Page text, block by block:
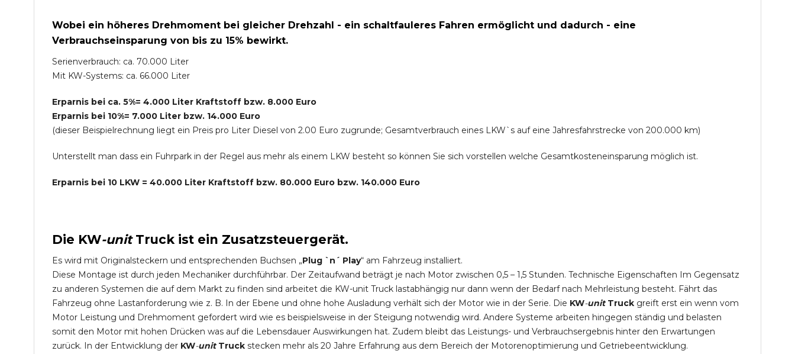
Wobei ein höheres Drehmoment bei gleicher Drehzahl - ein schaltfauleres Fahren ermöglicht und dadurch - eine
Verbrauchseinsparung von bis zu 15% bewirkt.
Serienverbrauch: ca. 70.000 Liter
Mit KW-Systems: ca. 66.000 Liter
Erparnis bei ca. 5%= 4.000 Liter Kraftstoff bzw. 8.000 Euro
Erparnis bei 10%= 7.000 Liter bzw. 14.000 Euro
(dieser Beispielrechnung liegt ein Preis pro Liter Diesel von 2.00 Euro zugrunde; Gesamtverbrauch eines LKW`s auf eine Jahresfahrstrecke von 200.000 km)
Unterstellt man dass ein Fuhrpark in der Regel aus mehr als einem LKW besteht so können Sie sich vorstellen welche Gesamtkosteneinsparung möglich ist.
Erparnis bei 10 LKW = 40.000 Liter Kraftstoff bzw. 80.000 Euro bzw. 140.000 Euro
Die KW-unit Truckist ein Zusatzsteuergerät.
Es wird mit Originalsteckern und entsprechenden Buchsen „Plug `n´ Play“ am Fahrzeug installiert.
Diese Montage ist durch jeden Mechaniker durchführbar. Der Zeitaufwand beträgt je nach Motor zwischen 0,5 – 1,5 Stunden. Technische Eigenschaften Im Gegensatz
zu anderen Systemen die auf dem Markt zu finden sind arbeitet die KW-unit Truck lastabhängig nur dann wenn der Bedarf nach Mehrleistung besteht. Fährt das
Fahrzeug ohne Lastanforderung wie z. B. In der Ebene und ohne hohe Ausladung verhält sich der Motor wie in der Serie. Die KW-unit Truck greift erst ein wenn vom
Motor Leistung und Drehmoment gefordert wird wie es beispielsweise in der Steigung notwendig wird. Andere Systeme arbeiten hingegen ständig und belasten
somit den Motor mit hohen Drücken was auf die Lebensdauer Auswirkungen hat. Zudem bleibt das Leistungs- und Verbrauchsergebnis hinter den Erwartungen
zurück. In der Entwicklung der KW-unit Truck stecken mehr als 20 Jahre Erfahrung aus dem Bereich der Motorenoptimierung und Getriebeentwicklung.